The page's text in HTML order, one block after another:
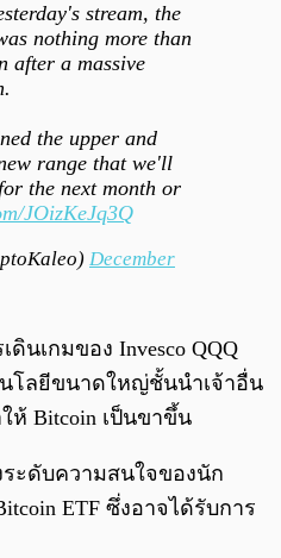
stream, the
nothing more than
after a massive
the upper and
range that we'll
the next month or
JOizKeJq3Q
December
นเกมของ Invesco QQQ
นโลยีขนาดใหญ่ชั้นนำเจ้าอื่น
ห้ Bitcoin เป็นขาขึ้น
ระดับความสนใจของนัก
ETF ซึ่งอาจได้รับการ